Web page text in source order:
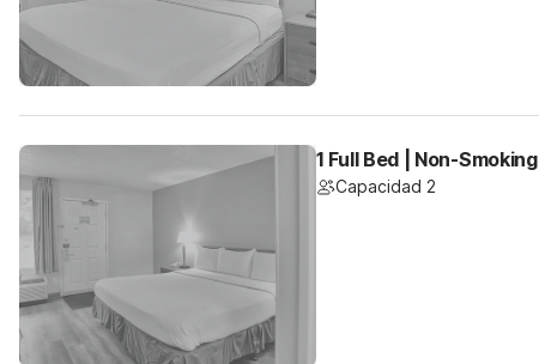
1 Full Bed | Non-Smoking
Capacidad 2